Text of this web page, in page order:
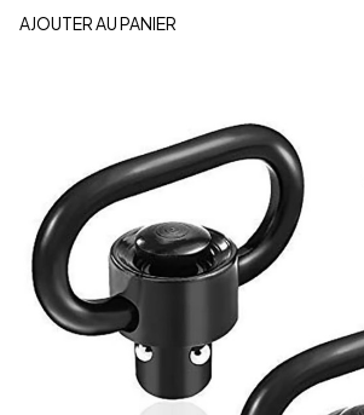
AJOUTER AU PANIER